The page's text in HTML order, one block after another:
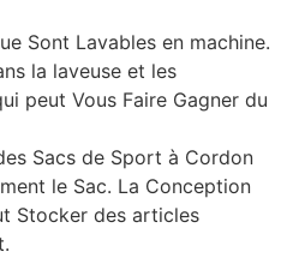
Sont Lavables en machine.
la laveuse et les
peut Vous Faire Gagner du
Sacs de Sport à Cordon
le Sac. La Conception
Stocker des articles